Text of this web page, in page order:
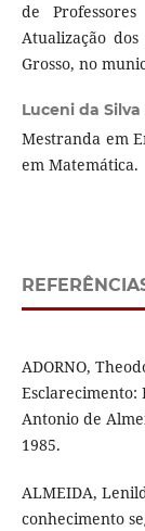
de
Atualização
Grosso, no
Luceni da Silva
Mestranda em
em Matemática.
ADORNO,
Esclarecimento:
Antonio de
1985.
ALMEIDA,
conhecimento